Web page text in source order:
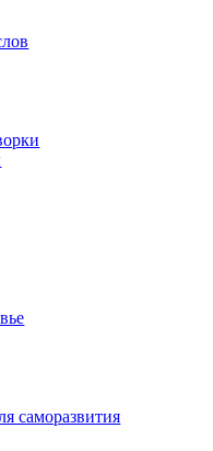
саморазвития